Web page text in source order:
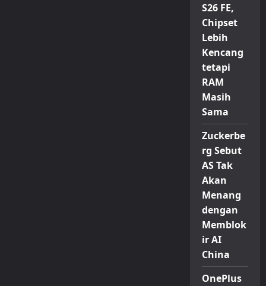
S26 FE,
Chipset
Lebih
Kencang
tetapi
RAM
Masih
Sama
Zuckerbe
rg Sebut
AS Tak
Akan
Menang
dengan
Memblok
ir AI
China
OnePlus